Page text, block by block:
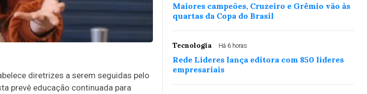
diretrizes a serem seguidas pelo
prevê educação continuada para
Maiores campeões, Cruzeiro e Grêmio vão às
quartas da Copa do Brasil
Tecnologia Há 6 horas
Rede Líderes lança editora com 850 líderes
empresariais